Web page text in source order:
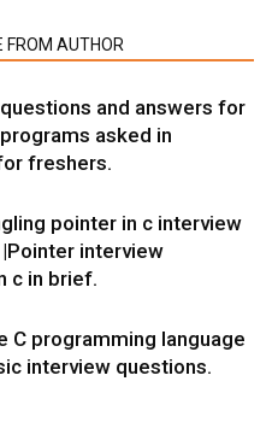
FROM AUTHOR
and answers for
asked in
freshers.
pointer in c interview
interview
c in brief.
C programming language
interview questions.